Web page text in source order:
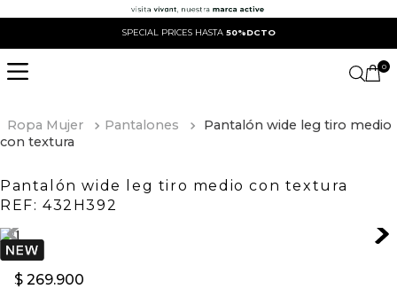
SPECIAL PRICES HASTA 50%DCTO
0
Ropa Mujer Pantalones
Pantalón wide leg tiro medio
con textura
Pantalón wide leg tiro medio con textura
REF: 432H392
$ 269.900